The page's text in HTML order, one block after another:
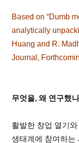
Based on “Dumb
analytically
Huang and R.
Journal,
무엇을, 왜 연구했
활발한 창업 열기
생태계에 참여하는